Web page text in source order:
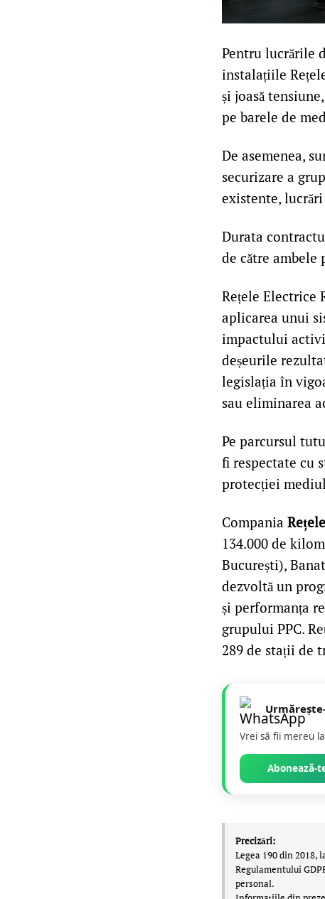
Pentru lucrările
instalațiile
și joasă
pe barele de
De asemenea,
securizare a
existente,
Durata
de către ambele
Rețele Electrice
aplicarea unui
impactului
deșeurile
legislația în
sau eliminarea
Pe parcursul
fi respectate cu
protecției
Compania
134.000 de
București),
dezvoltă un
și performanța
grupului PPC.
289 de stații de
Vrei să fii mereu
Abonează-
Precizări:
Legea 190 din 2018,
Regulamentului
personal.